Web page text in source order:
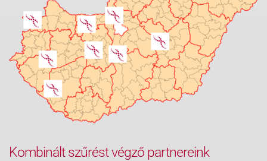
Kombinált szűrést végző partnereink